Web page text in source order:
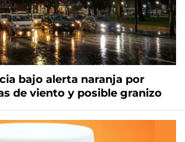
bajo alerta naranja por
de viento y posible granizo